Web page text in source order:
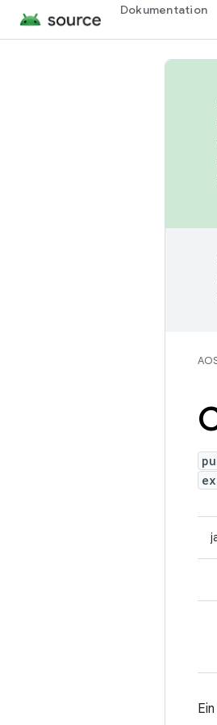
Dokumentation